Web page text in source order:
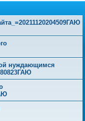
нуждающимся